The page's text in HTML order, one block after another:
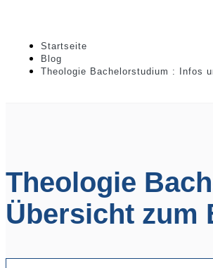
Startseite
Blog
Theologie Bachelorstudium : Infos
Theologie
Übersicht zum